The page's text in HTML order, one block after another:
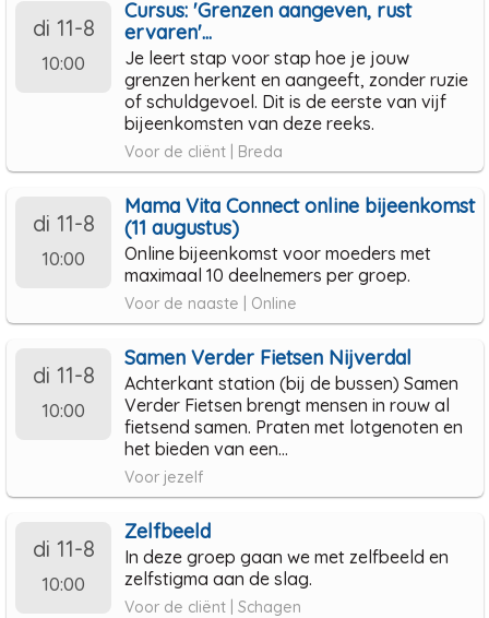
di 11-8
10:00
Cursus: 'Grenzen aangeven, rust
ervaren'...
Je leert stap voor stap hoe je jouw
grenzen herkent en aangeeft, zonder ruzie
of schuldgevoel. Dit is de eerste van vijf
bijeenkomsten van deze reeks.
Voor de cliënt | Breda
di 11-8
10:00
Mama Vita Connect online bijeenkomst
(11 augustus)
Online bijeenkomst voor moeders met
maximaal 10 deelnemers per groep.
Voor de naaste | Online
di 11-8
10:00
Samen Verder Fietsen Nijverdal
Achterkant station (bij de bussen) Samen
Verder Fietsen brengt mensen in rouw al
fietsend samen. Praten met lotgenoten en
het bieden van een...
Voor jezelf
di 11-8
10:00
Zelfbeeld
In deze groep gaan we met zelfbeeld en
zelfstigma aan de slag.
Voor de cliënt | Schagen